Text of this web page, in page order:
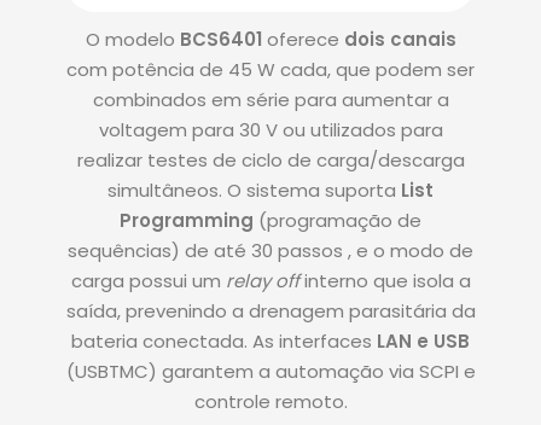
O modelo BCS6401 oferece dois canais
com potência de 45 W cada, que podem ser
combinados em série para aumentar a
voltagem para 30 V ou utilizados para
realizar testes de ciclo de carga/descarga
simultâneos. O sistema suporta List
Programming (programação de
sequências) de até 30 passos , e o modo de
carga possui um relay offinterno que isola a
saída, prevenindo a drenagem parasitária da
bateria conectada. As interfaces LAN e USB
(USBTMC) garantem a automação via SCPI e
controle remoto.